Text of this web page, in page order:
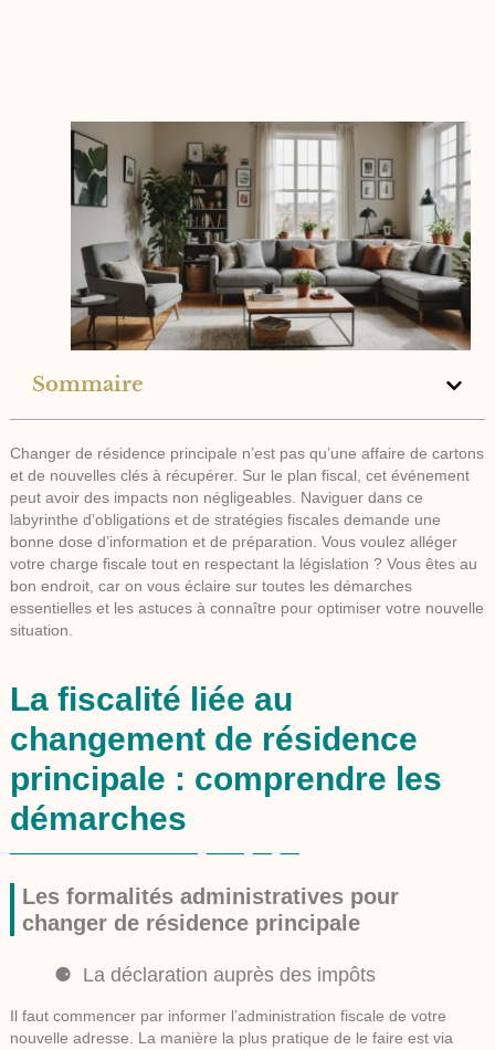
Sommaire
Changer de résidence principale n’est pas qu’une affaire de cartons
et de nouvelles clés à récupérer. Sur le plan fiscal, cet événement
peut avoir des impacts non négligeables. Naviguer dans ce
labyrinthe d’obligations et de stratégies fiscales demande une
bonne dose d’information et de préparation. Vous voulez alléger
votre charge fiscale tout en respectant la législation ? Vous êtes au
bon endroit, car on vous éclaire sur toutes les démarches
essentielles et les astuces à connaître pour optimiser votre nouvelle
situation.
La fiscalité liée au
changement de résidence
principale : comprendre les
démarches
Les formalités administratives pour
changer de résidence principale
La déclaration auprès des impôts
Il faut commencer par informer l’administration fiscale de votre
nouvelle adresse. La manière la plus pratique de le faire est via